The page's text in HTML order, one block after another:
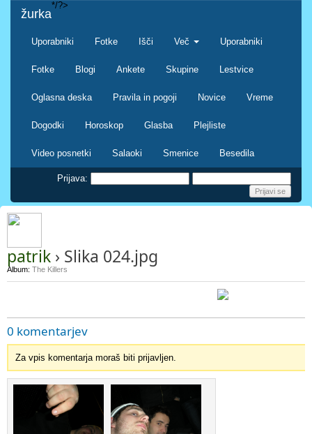
žurka
Uporabniki Fotke Išči Več Uporabniki
Fotke Blogi Ankete Skupine Lestvice
Oglasna deska Pravila in pogoji Novice Vreme
Dogodki Horoskop Glasba Plejliste
Video posnetki Salaoki Smenice Besedila
*/?>
Prijava:
patrik › Slika 024.jpg
Album: The Killers
0 komentarjev
Za vpis komentarja moraš biti prijavljen.